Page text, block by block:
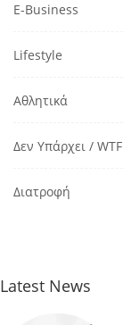
E-Business
Lifestyle
Αθλητικά
Δεν Υπάρχει / WTF
Διατροφή
Latest News